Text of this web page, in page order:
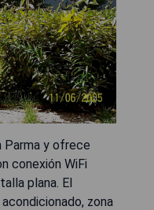
Parma y ofrece
conexión WiFi
plana. El
zona